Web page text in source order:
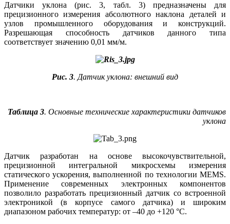
Датчики уклона (рис. 3, табл. 3) предназначены для
прецизионного измерения абсолютного наклона деталей и
узлов промышленного оборудования и конструкций.
Разрешающая способность датчиков данного типа
соответствует значению 0,01 мм/м.
Рис. 3. Датчик уклона: внешний вид
Таблица 3. Основные технические характеристики датчиков
уклона
Датчик разработан на основе высокочувствительной,
прецизионной интегральной микросхемы измерения
статического ускорения, выполненной по технологии MEMS.
Применение современных электронных компонентов
позволило разработать прецизионный датчик со встроенной
электроникой (в корпусе самого датчика) и широким
диапазоном рабочих температур: от –40 до +120 °C.